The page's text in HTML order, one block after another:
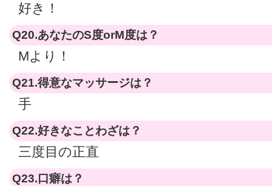
好き！
Q20.あなたのS度orM度は？
Mより！
Q21.得意なマッサージは？
手
Q22.好きなことわざは？
三度目の正直
Q23.口癖は？